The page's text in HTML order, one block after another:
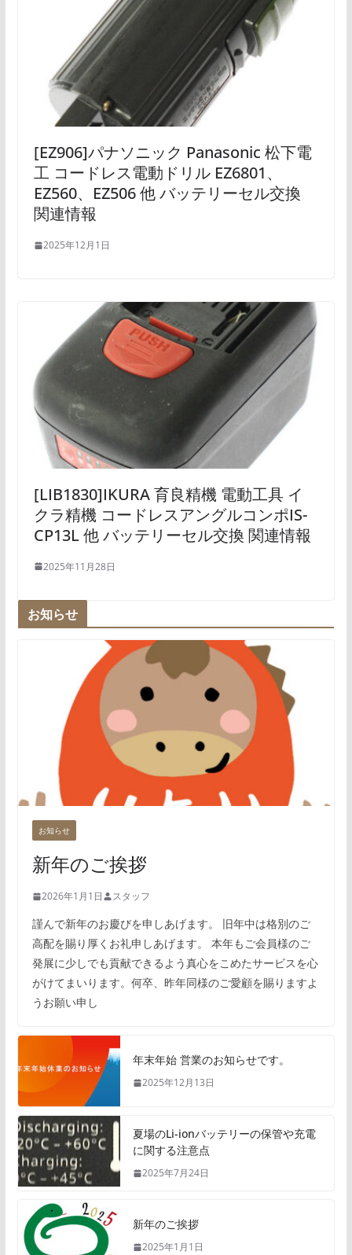
[EZ906]パナソニック Panasonic 松下電
工 コードレス電動ドリル EZ6801、
EZ560、EZ506 他 バッテリーセル交換
関連情報
2025年12月1日
[LIB1830]IKURA 育良精機 電動工具 イ
クラ精機 コードレスアングルコンポIS-
CP13L 他 バッテリーセル交換 関連情報
2025年11月28日
お知らせ
お知らせ
新年のご挨拶
2026年1月1日 スタッフ
謹んで新年のお慶びを申しあげます。 旧年中は格別のご
高配を賜り厚くお礼申しあげます。 本年もご会員様のご
発展に少しでも貢献できるよう真心をこめたサービスを心
がけてまいります。何卒、昨年同様のご愛顧を賜りますよ
うお願い申し
年末年始 営業のお知らせです。
2025年12月13日
夏場のLi-ionバッテリーの保管や充電
に関する注意点
2025年7月24日
新年のご挨拶
2025年1月1日